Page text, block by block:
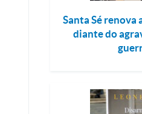
Santa Sé renova
diante do